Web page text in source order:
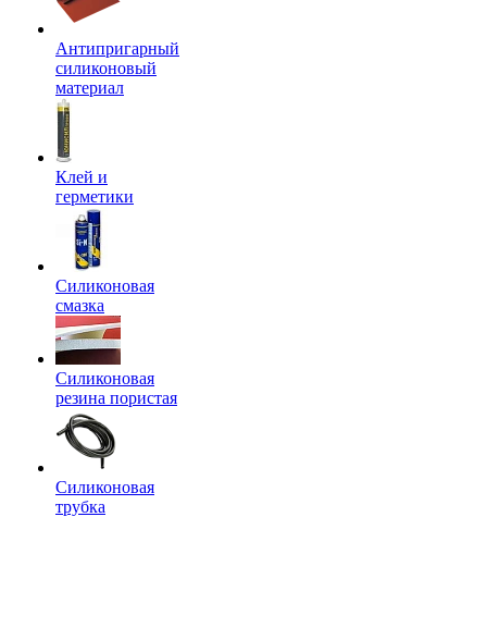
Антипригарный
силиконовый
материал
Клей и
герметики
Силиконовая
смазка
Силиконовая
резина пористая
Силиконовая
трубка